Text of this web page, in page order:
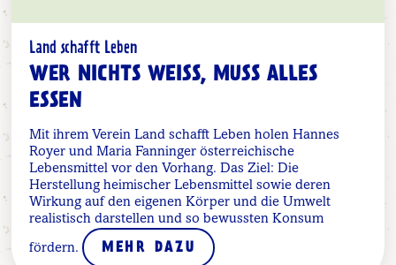
Land schafft Leben
WER NICHTS WEISS, MUSS ALLES E
SSEN
Mit ihrem Verein Land schafft Leben holen Hannes
Royer und Maria Fanninger österreichische
Lebensmittel vor den Vorhang. Das Ziel: Die
Herstellung heimischer Lebensmittel sowie deren
Wirkung auf den eigenen Körper und die Umwelt
realistisch darstellen und so bewussten Konsum
fördern. MEHR DAZU